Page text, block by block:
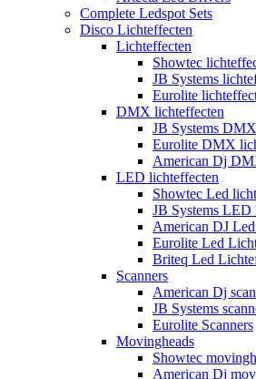
Complete Ledspot Sets
Disco Lichteffecten
Lichteffecten
Showtec
JB Systems
Eurolite
DMX lichteffecten
JB Systems
Eurolite DMX
American Dj
LED lichteffecten
Showtec Led
JB Systems LED
American DJ
Eurolite Led
Briteq Led
Scanners
American Dj
JB Systems
Eurolite Scanners
Movingheads
Showtec
American Dj